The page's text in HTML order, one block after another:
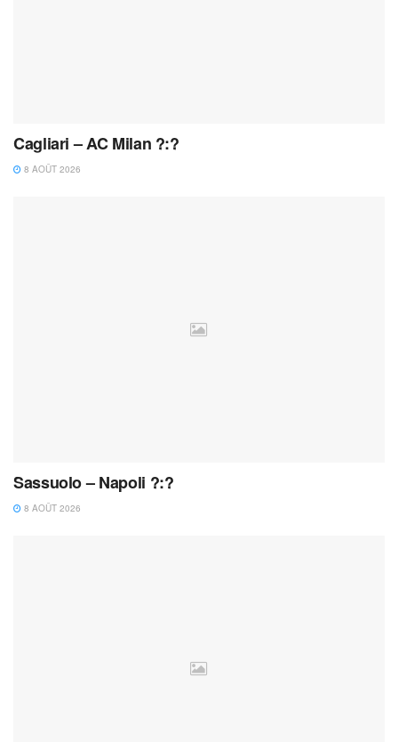
Cagliari – AC Milan ?:?
8 AOÛT 2026
Sassuolo – Napoli ?:?
8 AOÛT 2026